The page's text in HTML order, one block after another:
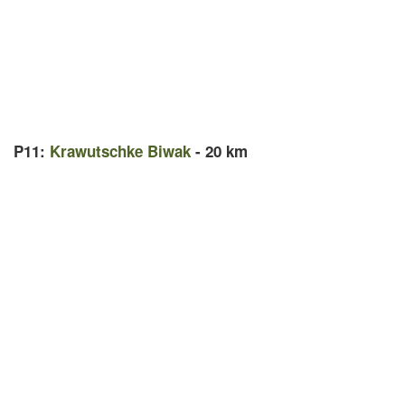
P11: Krawutschke Biwak - 20 km